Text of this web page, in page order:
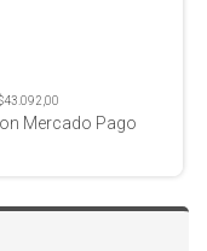
Mercado Pago